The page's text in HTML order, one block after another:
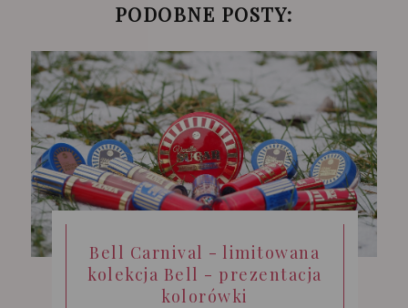
PODOBNE POSTY:
Bell Carnival - limitowana
kolekcja Bell - prezentacja
kolorówki